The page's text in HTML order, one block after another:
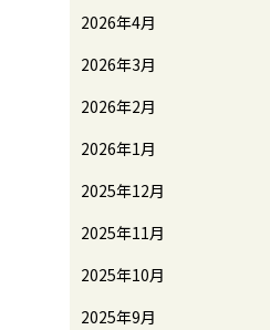
2026年4月
2026年3月
2026年2月
2026年1月
2025年12月
2025年11月
2025年10月
2025年9月